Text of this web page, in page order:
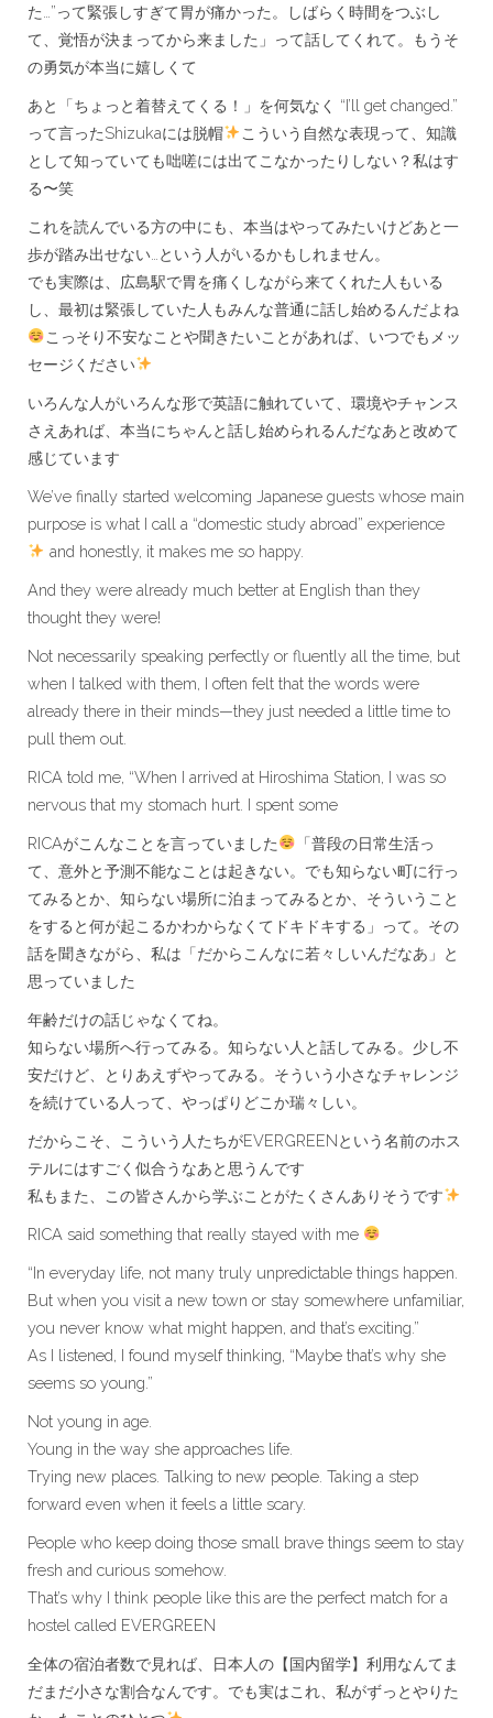
は
た…”って緊張しすぎて胃が痛かった。しばらく時間をつぶし
て、覚悟が決まってから来ました」って話してくれて。もうそ
の勇気が本当に嬉しくて
あと「ちょっと着替えてくる！」を何気なく “I’ll get changed.”
って言ったShizukaには脱帽
こういう自然な表現って、知識
として知っていても咄嗟には出てこなかったりしない？私はす
る〜笑
これを読んでいる方の中にも、本当はやってみたいけどあと一
歩が踏み出せない…という人がいるかもしれません。
でも実際は、広島駅で胃を痛くしながら来てくれた人もいる
し、最初は緊張していた人もみんな普通に話し始めるんだよね
こっそり不安なことや聞きたいことがあれば、いつでもメッ
セージください
いろんな人がいろんな形で英語に触れていて、環境やチャンス
さえあれば、本当にちゃんと話し始められるんだなあと改めて
感じています
We’ve finally started welcoming Japanese guests whose main
purpose is what I call a “domestic study abroad” experience
and honestly, it makes me so happy.
And they were already much better at English than they
thought they were!
Not necessarily speaking perfectly or fluently all the time, but
when I talked with them, I often felt that the words were
already there in their minds—they just needed a little time to
pull them out.
RICA told me, “When I arrived at Hiroshima Station, I was so
nervous that my stomach hurt. I spent some
RICAがこんなことを言っていました
「普段の日常生活っ
て、意外と予測不能なことは起きない。でも知らない町に行っ
てみるとか、知らない場所に泊まってみるとか、そういうこと
をすると何が起こるかわからなくてドキドキする」って。その
話を聞きながら、私は「だからこんなに若々しいんだなあ」と
思っていました
年齢だけの話じゃなくてね。
知らない場所へ行ってみる。知らない人と話してみる。少し不
安だけど、とりあえずやってみる。そういう小さなチャレンジ
を続けている人って、やっぱりどこか瑞々しい。
だからこそ、こういう人たちがEVERGREENという名前のホス
テルにはすごく似合うなあと思うんです
私もまた、この皆さんから学ぶことがたくさんありそうです
RICA said something that really stayed with me
“In everyday life, not many truly unpredictable things happen.
But when you visit a new town or stay somewhere unfamiliar,
you never know what might happen, and that’s exciting.”
As I listened, I found myself thinking, “Maybe that’s why she
seems so young.”
Not young in age.
Young in the way she approaches life.
Trying new places. Talking to new people. Taking a step
forward even when it feels a little scary.
People who keep doing those small brave things seem to stay
fresh and curious somehow.
That’s why I think people like this are the perfect match for a
hostel called EVERGREEN
全体の宿泊者数で見れば、日本人の【国内留学】利用なんてま
だまだ小さな割合なんです。でも実はこれ、私がずっとやりた